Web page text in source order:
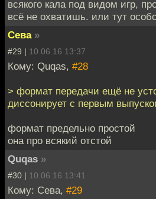
всякого кала под видом игр,
всё не охватишь. или тут
Сева »
#29 | 10.06.16 13:37
Кому: Quqas, #28
> формат передачи ещё не
диссонирует с первым
формат предельно простой
она про всякий отстой
Quqas »
#30 | 10.06.16 13:41
Кому: Сева, #29